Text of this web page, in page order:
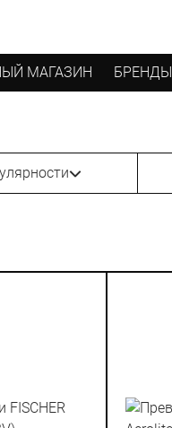
МАГАЗИН БРЕНДЫ